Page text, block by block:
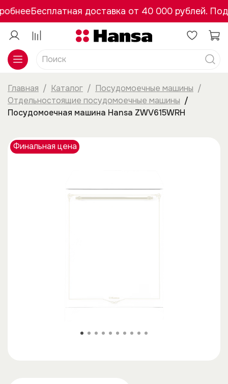
Бесплатная доставка от 40 000 рублей.
Главная Каталог
Посудомоечные машины
Отдельностоящие посудомоечные машины
Посудомоечная машина Hansa ZWV615WRH
Финальная цена